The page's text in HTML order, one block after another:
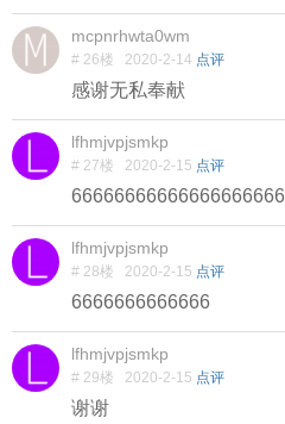
mcpnrhwta0wm
# 26楼 2020-2-14 点评
感谢无私奉献
lfhmjvpjsmkp
# 27楼 2020-2-15 点评
lfhmjvpjsmkp
# 28楼 2020-2-15 点评
6666666666666
lfhmjvpjsmkp
# 29楼 2020-2-15 点评
谢谢